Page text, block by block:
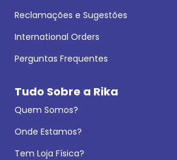
Reclamações e Sugestões
International Orders
Perguntas Frequentes
Tudo Sobre a Rika
Quem Somos?
Onde Estamos?
Tem Loja Física?